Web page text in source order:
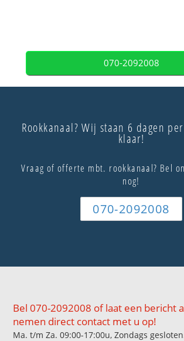
070-2092008
Rookkanaal? Wij staan 6 dagen
klaar!
Vraag of offerte mbt. rookkanaal? Bel
nog!
070-2092008
Bel 070-2092008 of laat een bericht
nemen direct contact met u op!
Ma. t/m Za. 09:00-17:00u, Zondags